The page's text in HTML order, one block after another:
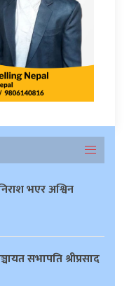
भएर अश्विन
सभापति श्रीप्रसाद